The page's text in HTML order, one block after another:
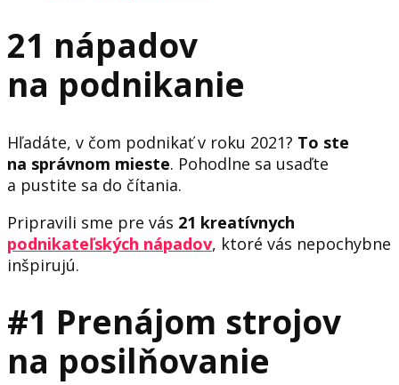
21 nápadov
na podnikanie
Hľadáte, v čom podnikať v roku 2021? To ste
na správnom mieste. Pohodlne sa usaďte
a pustite sa do čítania.
Pripravili sme pre vás 21 kreatívnych
podnikateľských nápadov, ktoré vás nepochybne
inšpirujú.
#1 Prenájom strojov
na posilňovanie